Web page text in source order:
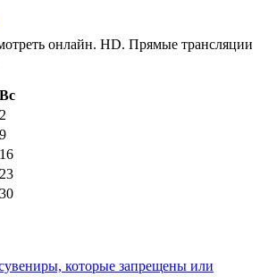
онлайн. HD. Прямые трансляции
Вс
2
9
16
23
30
которые запрещены или